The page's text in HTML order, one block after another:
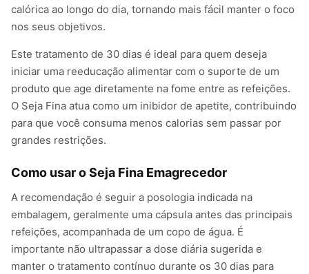
calórica ao longo do dia, tornando mais fácil manter o foco
nos seus objetivos.
Este tratamento de 30 dias é ideal para quem deseja
iniciar uma reeducação alimentar com o suporte de um
produto que age diretamente na fome entre as refeições.
O Seja Fina atua como um inibidor de apetite, contribuindo
para que você consuma menos calorias sem passar por
grandes restrições.
Como usar o Seja Fina Emagrecedor
A recomendação é seguir a posologia indicada na
embalagem, geralmente uma cápsula antes das principais
refeições, acompanhada de um copo de água. É
importante não ultrapassar a dose diária sugerida e
manter o tratamento contínuo durante os 30 dias para